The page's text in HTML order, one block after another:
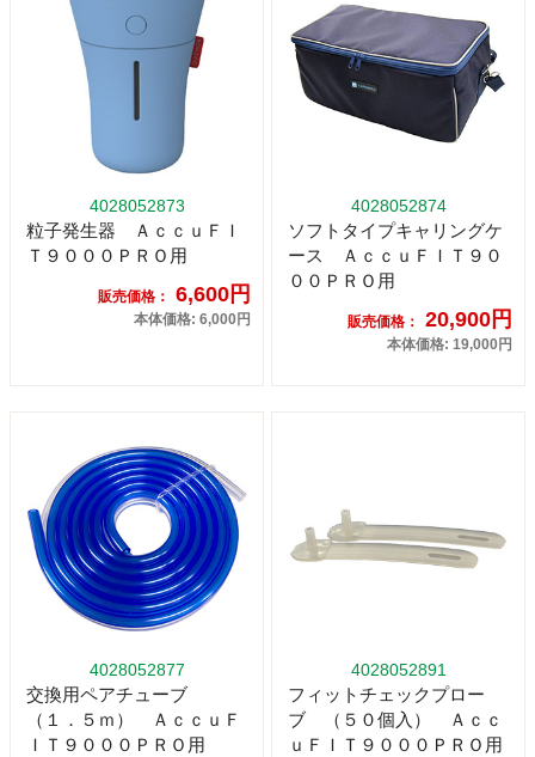
4028052873
粒子発生器 ＡｃｃｕＦＩ
Ｔ９０００ＰＲＯ用
販売価格： 6,600円
本体価格: 6,000円
4028052874
ソフトタイプキャリングケ
ース ＡｃｃｕＦＩＴ９０
００ＰＲＯ用
販売価格： 20,900円
本体価格: 19,000円
4028052877
交換用ペアチューブ
（１．５ｍ） ＡｃｃｕＦ
ＩＴ９０００ＰＲＯ用
4028052891
フィットチェックプロー
ブ （５０個入） Ａｃｃ
ｕＦＩＴ９０００ＰＲＯ用